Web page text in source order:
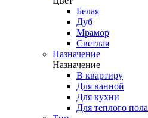
Белая
Дуб
Мрамор
Светлая
Назначение
Назначение
В квартиру
Для ванной
Для кухни
Для теплого пола